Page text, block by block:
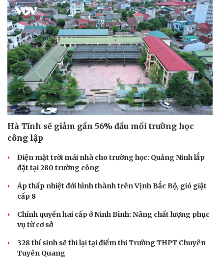
Hà Tĩnh sẽ giảm gần 56% đầu mối trường học
công lập
Điện mặt trời mái nhà cho trường học: Quảng Ninh lắp
đặt tại 280 trường công
Áp thấp nhiệt đới hình thành trên Vịnh Bắc Bộ, gió giật
cấp 8
Chính quyền hai cấp ở Ninh Bình: Nâng chất lượng phục
vụ từ cơ sở
328 thí sinh sẽ thi lại tại điểm thi Trường THPT Chuyên
Tuyên Quang